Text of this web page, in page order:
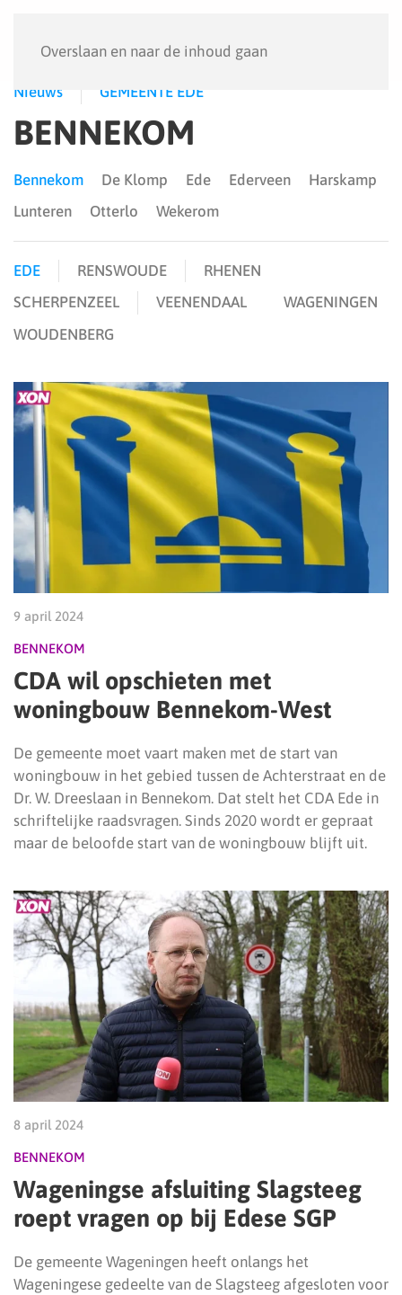
Overslaan en naar de inhoud gaan
Nieuws GEMEENTE EDE
BENNEKOM
Bennekom De Klomp Ede Ederveen
Harskamp
Lunteren
Otterlo Wekerom
EDE RENSWOUDE
RHENEN
SCHERPENZEEL
VEENENDAAL
WAGENINGEN
WOUDENBERG
9 april 2024
BENNEKOM
CDA wil opschieten met
woningbouw Bennekom-West
De gemeente moet vaart maken met de start van
woningbouw in het gebied tussen de Achterstraat en de
Dr. W. Dreeslaan in Bennekom. Dat stelt het CDA Ede in
schriftelijke raadsvragen. Sinds 2020 wordt er gepraat
maar de beloofde start van de woningbouw blijft uit.
8 april 2024
BENNEKOM
Wageningse afsluiting Slagsteeg
roept vragen op bij Edese SGP
De gemeente Wageningen heeft onlangs het
Wageningese gedeelte van de Slagsteeg afgesloten voor